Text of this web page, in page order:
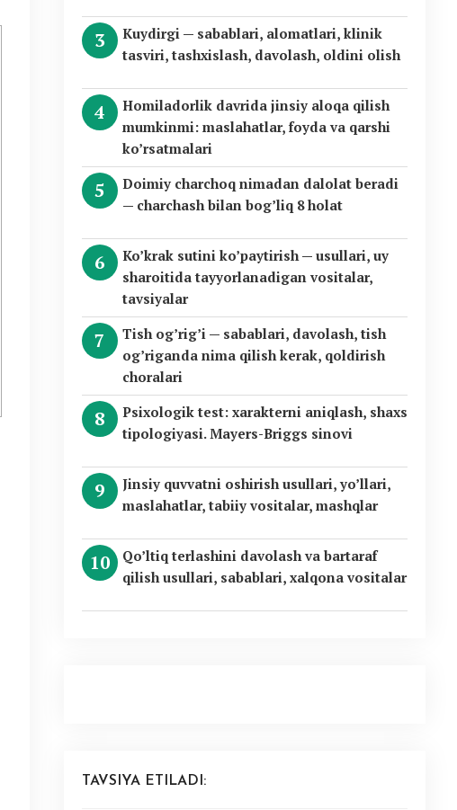
Kuydirgi — sabablari, alomatlari, klinik
tasviri, tashxislash, davolash, oldini olish
Homiladorlik davrida jinsiy aloqa qilish
mumkinmi: maslahatlar, foyda va qarshi
ko’rsatmalari
Doimiy charchoq nimadan dalolat beradi
— charchash bilan bog’liq 8 holat
Ko’krak sutini ko’paytirish — usullari, uy
sharoitida tayyorlanadigan vositalar,
tavsiyalar
Tish og’rig’i — sabablari, davolash, tish
og’riganda nima qilish kerak, qoldirish
choralari
Psixologik test: xarakterni aniqlash, shaxs
tipologiyasi. Mayers-Briggs sinovi
Jinsiy quvvatni oshirish usullari, yo’llari,
maslahatlar, tabiiy vositalar, mashqlar
Qo’ltiq terlashini davolash va bartaraf
qilish usullari, sabablari, xalqona vositalar
TAVSIYA ETILADI: